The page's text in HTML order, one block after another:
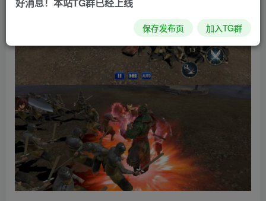
保存发布页 加入TG群